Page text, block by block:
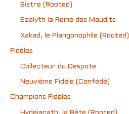
Bistre (Rooted)
Ezalyth la Reine des Maudits
Xakad, le Plangonophile (Rooted)
Fidèles
Collecteur du Despote
Neuvième Fidèle (Confédé)
Champions Fidèles
Hydejacath, la Bête (Rooted)